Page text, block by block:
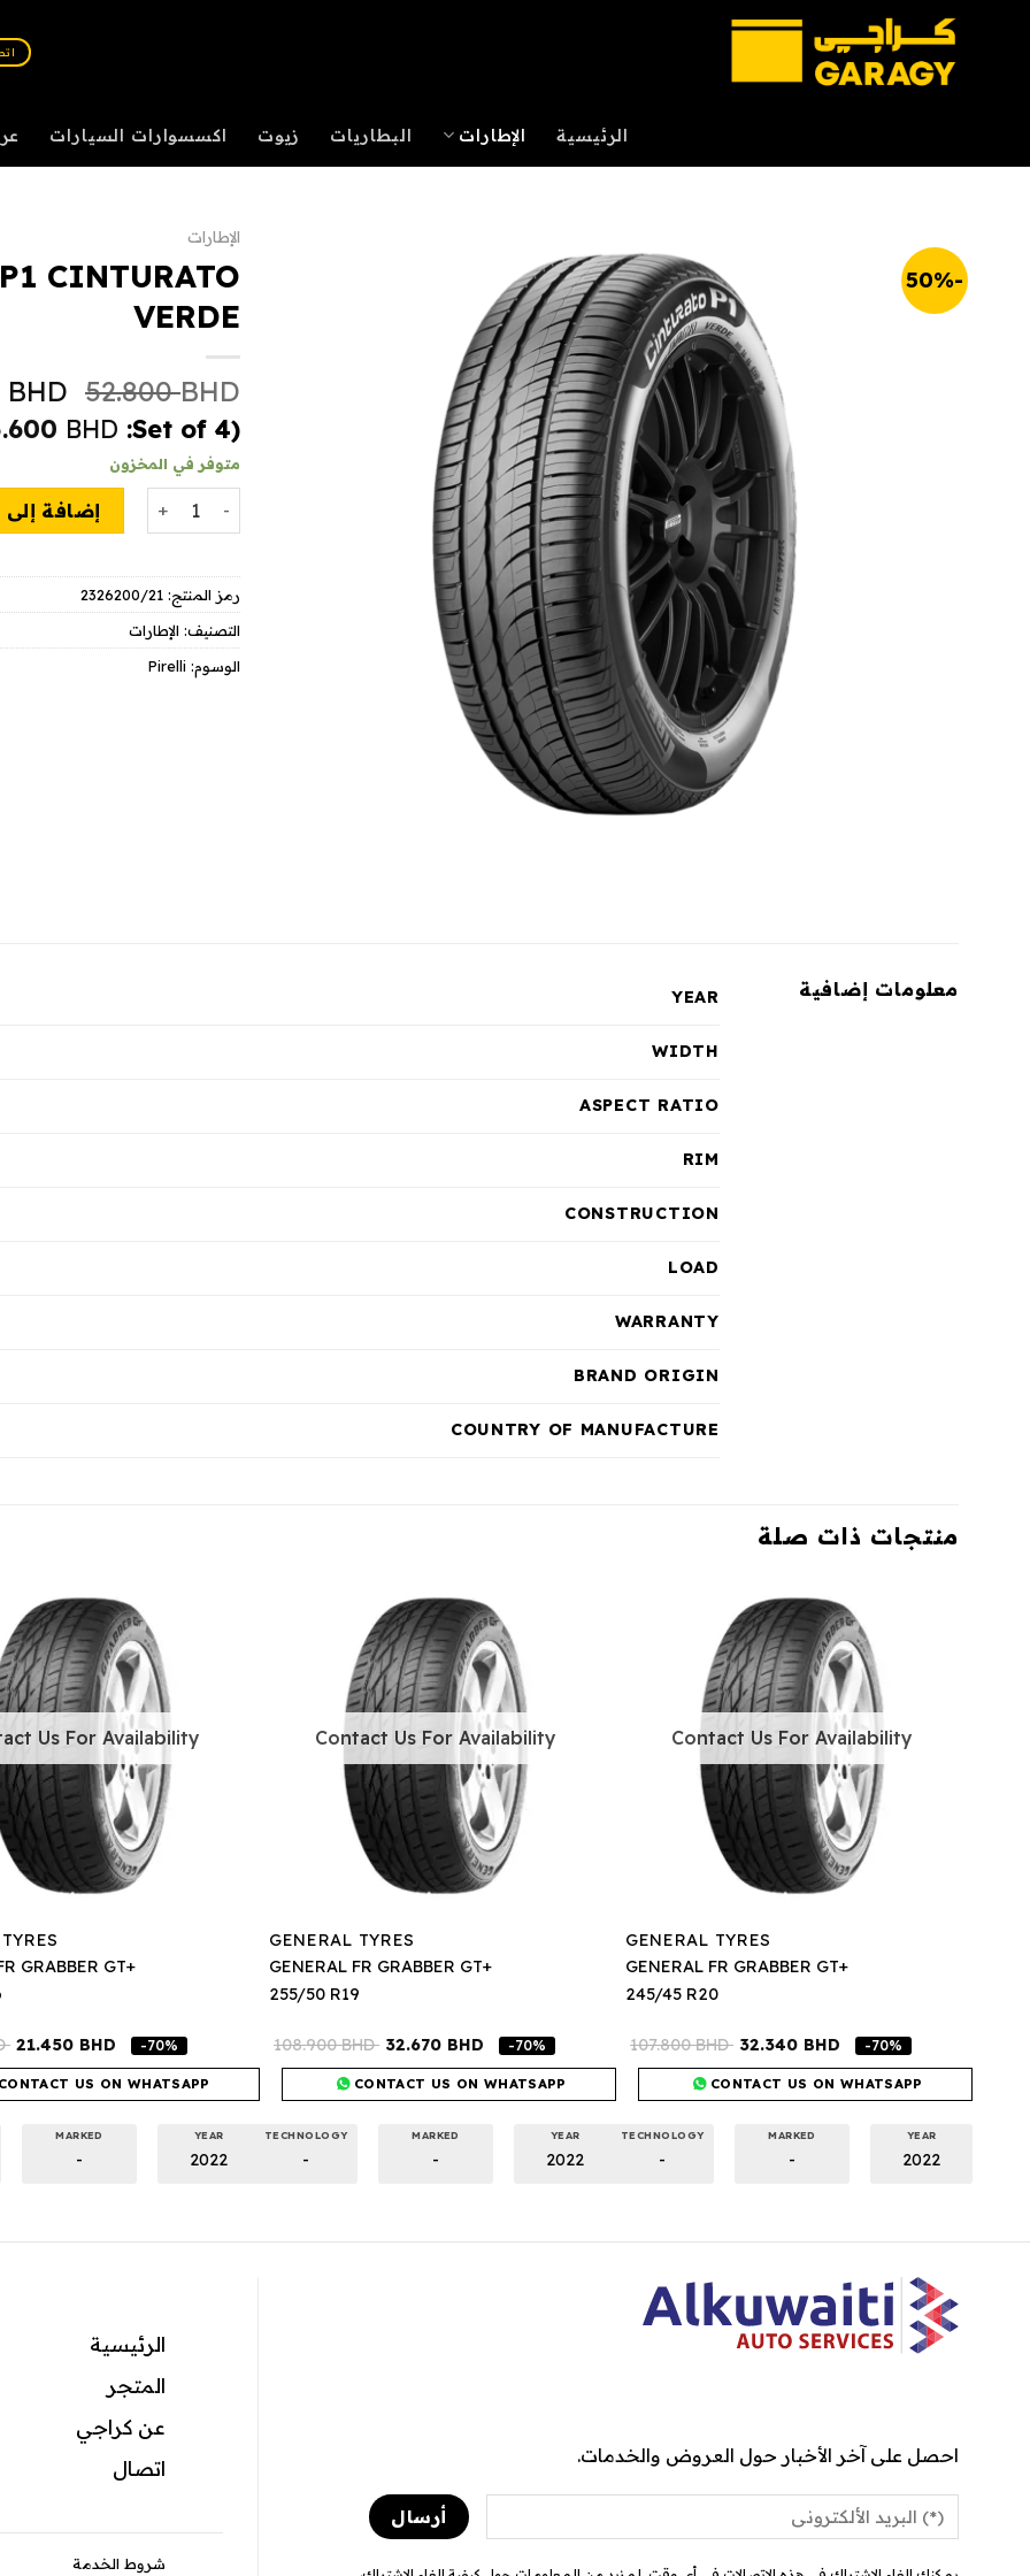
اتصل
الرئيسية الإطارات البطاريات زيوت اكسسوارات السيارات
-50%
الإطارات
CINTURATO
VERDE
52.800BHD
هو:
BHD
(Set of 4:
BHD
متوفر في المخزون
إضافة إلى
رمز المنتج: 2326200/21
التصنيف: الإطارات
الوسوم: Pirelli
معلومات إضافية YEAR
WIDTH
ASPECT RATIO
RIM
CONSTRUCTION
LOAD
WARRANTY
BRAND ORIGIN
COUNTRY OF MANUFACTURE
منتجات ذات صلة
Contact Us For Availability
GENERAL TYRES
GENERAL FR GRABBER GT+
245/45 R20
107.800BHD 32.340 BHD -70%
CONTACT US ON WHATSAPP
YEAR
2022
MARKED
-
TECHNOLOGY
-
Contact Us For Availability
GENERAL TYRES
GENERAL FR GRABBER GT+
255/50 R19
108.900BHD 32.670 BHD -70%
CONTACT US ON WHATSAPP
YEAR
2022
MARKED
-
TECHNOLOGY
-
Us For Availability
GRABBER GT+
21.450 BHD -70%
US ON WHATSAPP
YEAR
2022
MARKED
-
احصل على آخر الأخبار حول العروض والخدمات.
الرئيسية
المتجر
عن كراجي
اتصال
شروط الخدمة